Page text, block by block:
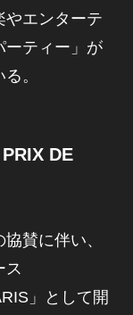
やエンターテ
ーティー」が
。
DE
賛に伴い、
ス
」として開